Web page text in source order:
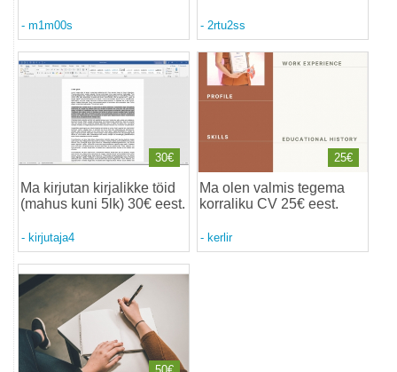
- m1m00s - 2rtu2ss
Ma kirjutan kirjalikke töid
(mahus kuni 5lk) 30€ eest.
- kirjutaja4
30€
Ma olen valmis tegema
korraliku CV 25€ eest.
- kerlir
25€